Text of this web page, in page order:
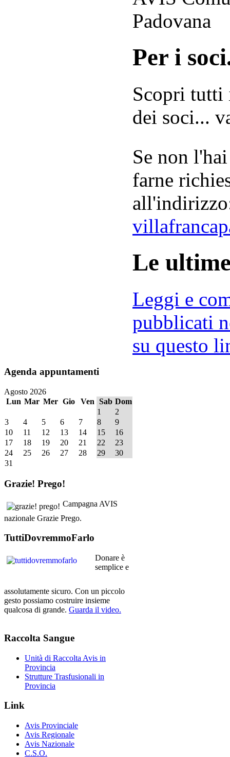
Padovana
Per i
Scopri tutti
dei soci...
Se non
farne
Le
Leggi e
pubblicati
su questo
Agenda appuntamenti
Agosto 2026
Lun Mar Mer Gio Ven Sab Dom
1
2
3
4 5 6 7 8
9
10
11 12 13 14 15
16
17
18 19 20 21 22
23
24
25 26 27 28 29
30
31
Grazie! Prego!
Campagna AVIS
nazionale Grazie Prego.
TuttiDovremmoFarlo
Donare è
semplice e
assolutamente sicuro. Con un piccolo
gesto possiamo costruire insieme
qualcosa di grande. Guarda il video.
Raccolta Sangue
Unità di Raccolta Avis in
Provincia
Strutture Trasfusionali in
Provincia
Link
Avis Provinciale
Avis Regionale
Avis Nazionale
C.S.O.